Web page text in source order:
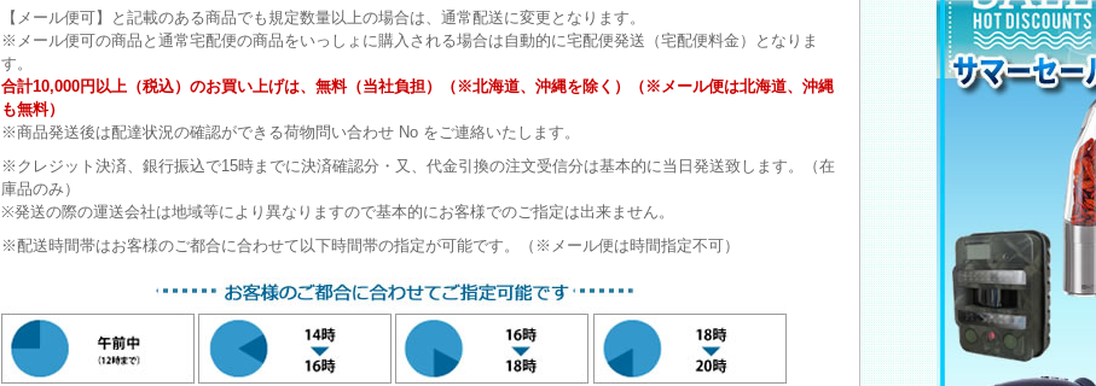
【メール便可】と記載のある商品でも規定数量以上の場合は、通常配送に変更となります。
※メール便可の商品と通常宅配便の商品をいっしょに購入される場合は自動的に宅配便発送（宅配便料金）となりま
す。
合計10,000円以上（税込）のお買い上げは、無料（当社負担）（※北海道、沖縄を除く）（※メール便は北海道、沖縄
も無料）
※商品発送後は配達状況の確認ができる荷物問い合わせ No をご連絡いたします。
※クレジット決済、銀行振込で15時までに決済確認分・又、代金引換の注文受信分は基本的に当日発送致します。（在
庫品のみ）
※発送の際の運送会社は地域等により異なりますので基本的にお客様でのご指定は出来ません。
※配送時間帯はお客様のご都合に合わせて以下時間帯の指定が可能です。（※メール便は時間指定不可）